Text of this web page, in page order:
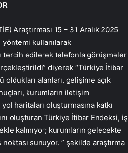
Araştırması 15 – 31 Aralık 2025
kullanılarak
tercih edilerek telefonla görüşmeler
diyerek “Türkiye İtibar
oldukları alanları, gelişime açık
kurumların iletişim
haritaları oluşturmasına katkı
oluşturan Türkiye İtibar Endeksi, iş
kalmıyor; kurumların gelecekte
sunuyor. ” şekilde araştırma